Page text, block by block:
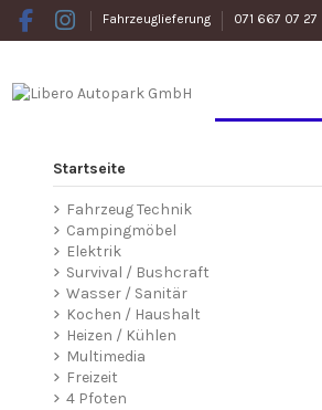
Fahrzeuglieferung 071 667 07 27
Startseite
Fahrzeug Technik
Campingmöbel
Elektrik
Survival / Bushcraft
Wasser / Sanitär
Kochen / Haushalt
Heizen / Kühlen
Multimedia
Freizeit
4 Pfoten